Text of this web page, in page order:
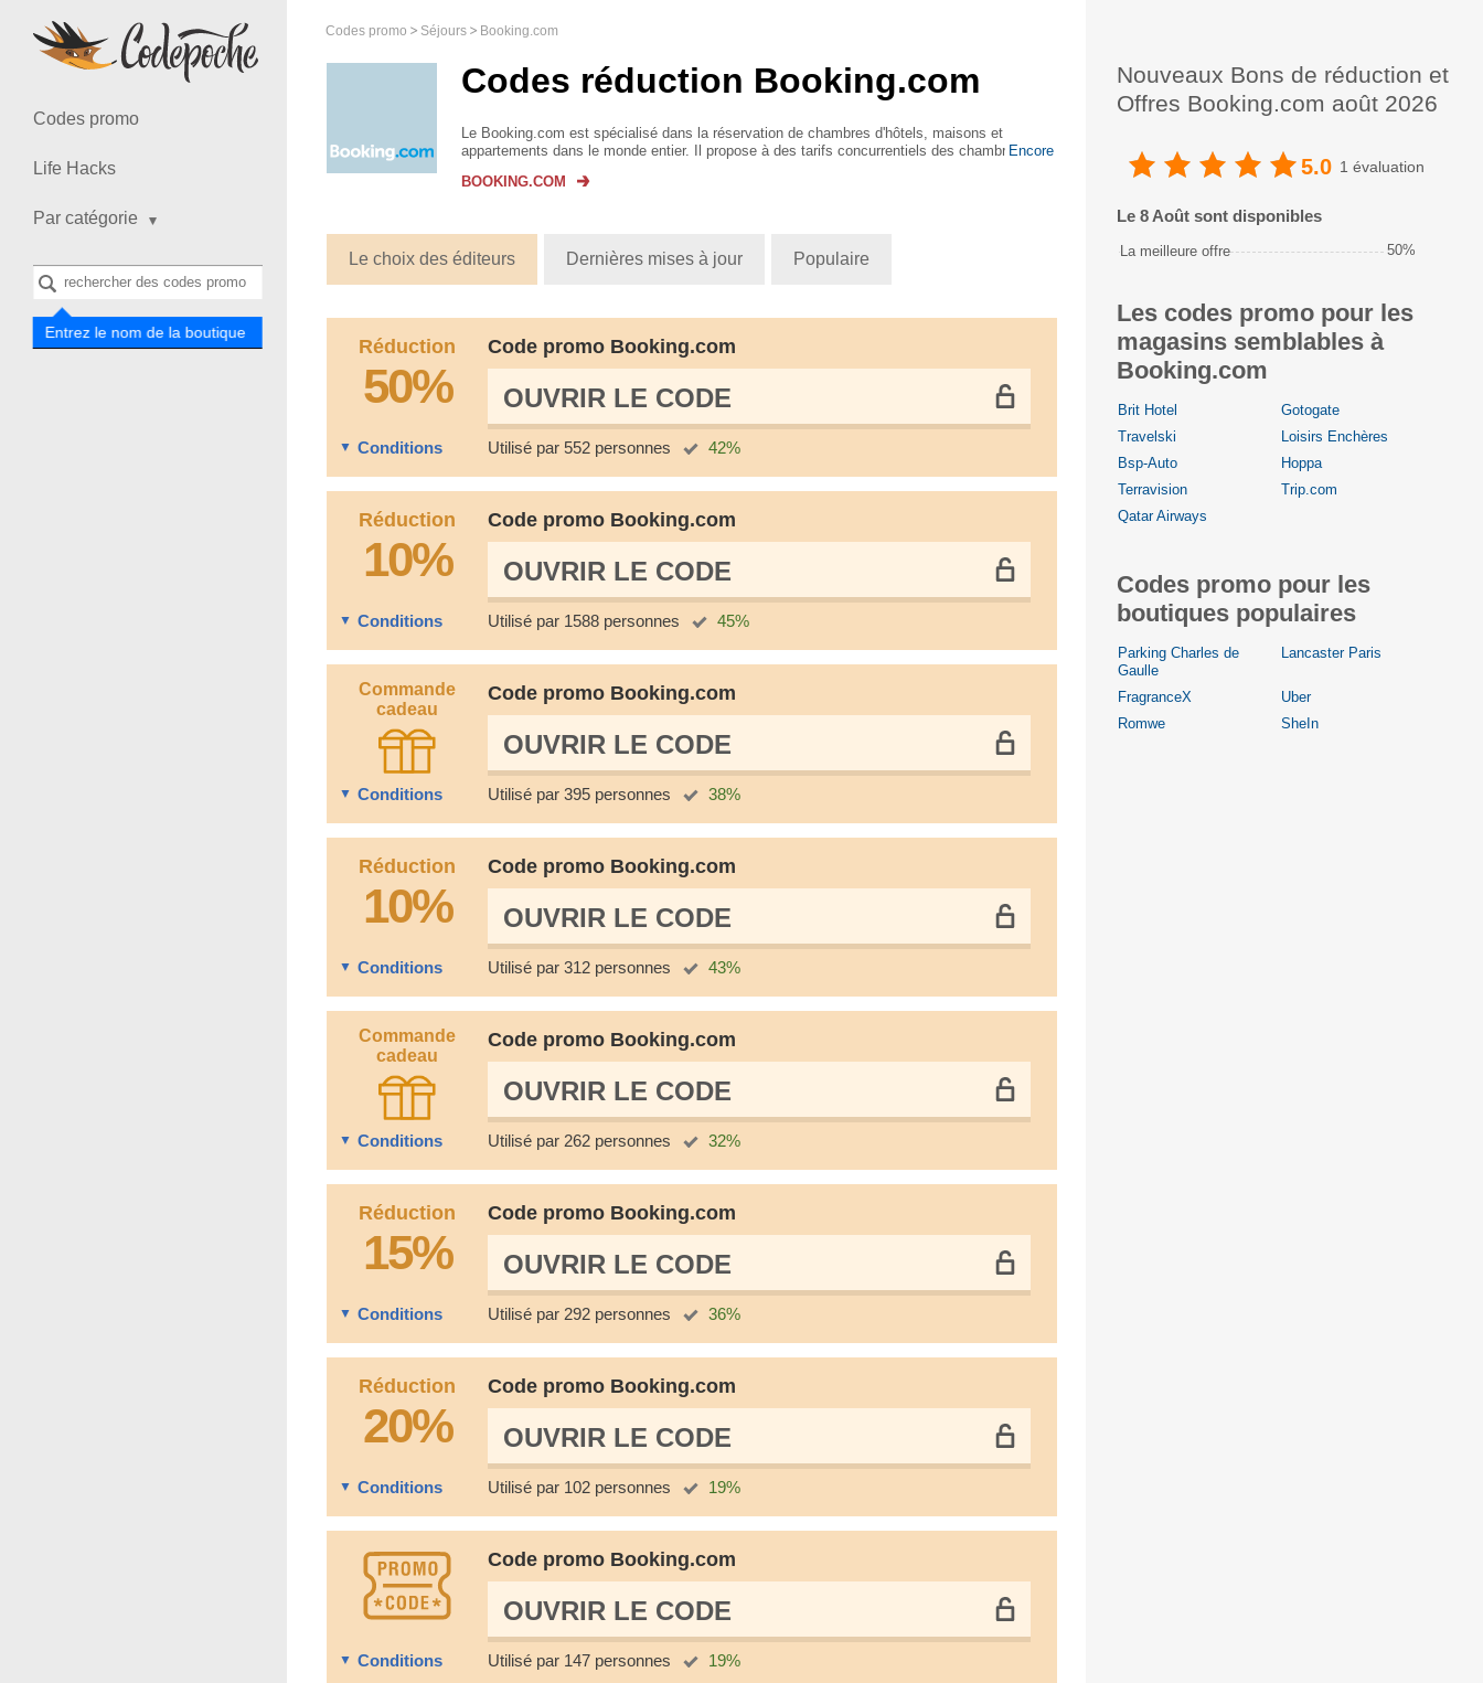
Codes promo
Life Hacks
Par catégorie
Entrez le nom de la boutique
Codes promo Séjours Booking.com
Codes réduction Booking.com
Le Booking.com est spécialisé dans la réservation de chambres d'hôtels, maisons et
appartements dans le monde entier. Il propose à des tarifs concurrentiels des chambres en
Encore
BOOKING.COM
Le choix des éditeurs Dernières mises à jour Populaire
Réduction
50%
Code promo Booking.com
OUVRIR LE СODE
Conditions Utilisé par 552 personnes 42%
Réduction
10%
Code promo Booking.com
OUVRIR LE СODE
Conditions Utilisé par 1588 personnes 45%
Commande
cadeau
Code promo Booking.com
OUVRIR LE СODE
Conditions Utilisé par 395 personnes 38%
Réduction
10%
Code promo Booking.com
OUVRIR LE СODE
Conditions Utilisé par 312 personnes 43%
Commande
cadeau
Code promo Booking.com
OUVRIR LE СODE
Conditions Utilisé par 262 personnes 32%
Réduction
15%
Code promo Booking.com
OUVRIR LE СODE
Conditions Utilisé par 292 personnes 36%
Réduction
20%
Code promo Booking.com
OUVRIR LE СODE
Conditions Utilisé par 102 personnes 19%
Code promo Booking.com
OUVRIR LE СODE
Conditions Utilisé par 147 personnes 19%
Nouveaux Bons de réduction et
Offres Booking.com août 2026
5.0 1 évaluation
Le 8 Août sont disponibles
La meilleure offre 50%
Les codes promo pour les
magasins semblables à
Booking.com
Brit Hotel
Gotogate
Travelski
Loisirs Enchères
Bsp-Auto
Hoppa
Terravision
Trip.com
Qatar Airways
Codes promo pour les
boutiques populaires
Parking Charles de
Gaulle
Lancaster Paris
FragranceX
Uber
Romwe
SheIn